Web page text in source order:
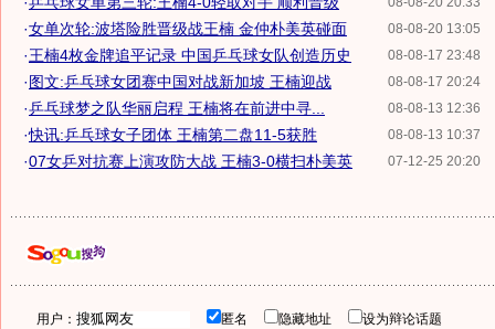
08-08-20 13:05
·女单次轮:波塔险胜晋级战王楠 金仲朴美英碰面
08-08-17 23:48
·王楠4枚金牌追平记录 中国乒乓球女队创造历史
08-08-17 20:24
·图文:乒乓球女团赛中国对战新加坡 王楠迎战
08-08-13 12:36
·乒乓球梦之队华丽启程 王楠将在前进中寻...
08-08-13 10:37
·快讯:乒乓球女子团体 王楠第二盘11-5获胜
07-12-25 20:20
·07女乒对抗赛上演攻防大战 王楠3-0横扫朴美英
用户： 匿名 隐藏地址
设为辩论话题